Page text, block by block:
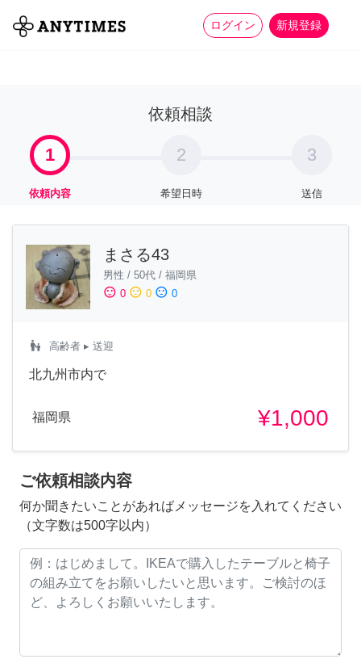
ログイン 新規登録
全て 家事 more_horiz
依頼相談
1
依頼内容
2
希望日時
3
送信
まさる43
男性 / 50代 / 福岡県
sentiment_satisfied 0 sentiment_neutral 0 sentiment_dissatisfied 0
escalator_warning 高齢者 ▸ 送迎
北九州市内で
福岡県 ¥1,000
ご依頼相談内容
何か聞きたいことがあればメッセージを入れてください
（文字数は500字以内）